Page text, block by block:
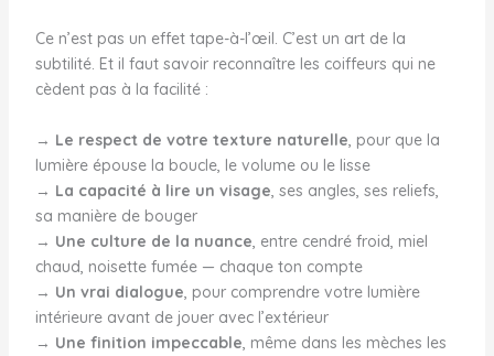
Ce n’est pas un effet tape-à-l’œil. C’est un art de la
subtilité. Et il faut savoir reconnaître les coiffeurs qui ne
cèdent pas à la facilité :
→ Le respect de votre texture naturelle, pour que la
lumière épouse la boucle, le volume ou le lisse
→ La capacité à lire un visage, ses angles, ses reliefs,
sa manière de bouger
→ Une culture de la nuance, entre cendré froid, miel
chaud, noisette fumée — chaque ton compte
→ Un vrai dialogue, pour comprendre votre lumière
intérieure avant de jouer avec l’extérieur
→ Une finition impeccable, même dans les mèches les